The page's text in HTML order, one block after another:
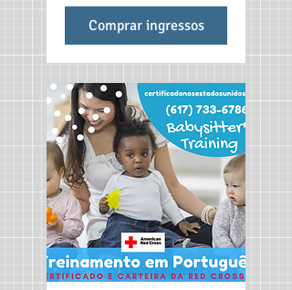
Comprar ingressos